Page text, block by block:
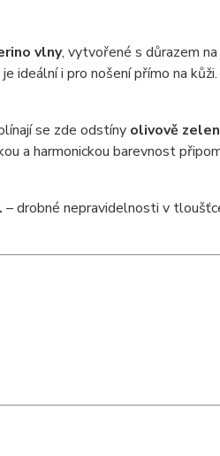
vlny, vytvořené s důrazem
ideální i pro nošení přímo na
se zde odstíny olivově
a harmonickou barevnost
– drobné nepravidelnosti v